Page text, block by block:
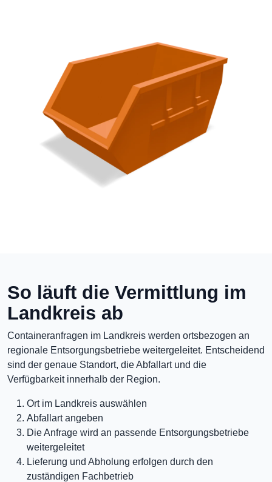
So läuft die Vermittlung im
Landkreis ab
Containeranfragen im Landkreis werden ortsbezogen an
regionale Entsorgungsbetriebe weitergeleitet. Entscheidend
sind der genaue Standort, die Abfallart und die
Verfügbarkeit innerhalb der Region.
Ort im Landkreis auswählen
Abfallart angeben
Die Anfrage wird an passende Entsorgungsbetriebe
weitergeleitet
Lieferung und Abholung erfolgen durch den
zuständigen Fachbetrieb